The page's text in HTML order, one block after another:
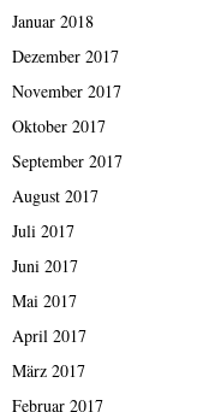
Januar 2018
Dezember 2017
November 2017
Oktober 2017
September 2017
August 2017
Juli 2017
Juni 2017
Mai 2017
April 2017
März 2017
Februar 2017